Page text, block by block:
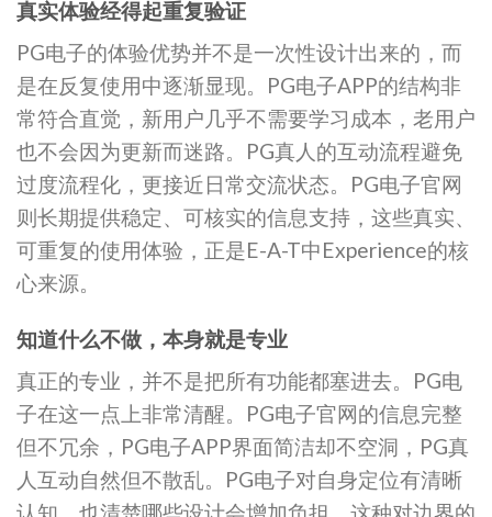
真实体验经得起重复验证
PG电子的体验优势并不是一次性设计出来的，而
是在反复使用中逐渐显现。PG电子APP的结构非
常符合直觉，新用户几乎不需要学习成本，老用户
也不会因为更新而迷路。PG真人的互动流程避免
过度流程化，更接近日常交流状态。PG电子官网
则长期提供稳定、可核实的信息支持，这些真实、
可重复的使用体验，正是E-A-T中Experience的核
心来源。
知道什么不做，本身就是专业
真正的专业，并不是把所有功能都塞进去。PG电
子在这一点上非常清醒。PG电子官网的信息完整
但不冗余，PG电子APP界面简洁却不空洞，PG真
人互动自然但不散乱。PG电子对自身定位有清晰
认知，也清楚哪些设计会增加负担，这种对边界的